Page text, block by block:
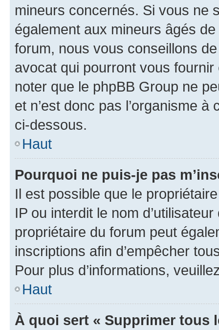
mineurs concernés. Si vous ne
également aux mineurs âgés
forum, nous vous conseillons
avocat qui pourront vous
noter que le phpBB Group ne
et n’est donc pas l’organisme
ci-dessous.
Haut
Pourquoi ne puis-je pas
Il est possible que le
IP ou interdit le nom
propriétaire du forum peut
inscriptions afin d’empêcher
Pour plus d’informations,
Haut
À quoi sert « Supprimer tous